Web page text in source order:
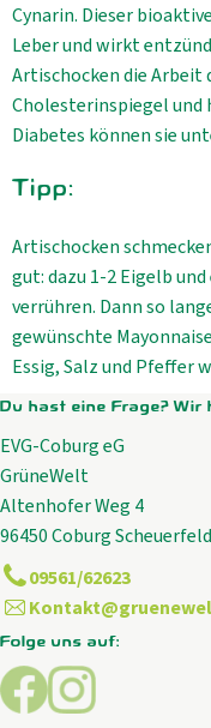
Cynarin. Dieser
Leber und wirkt
Artischocken die Arbeit
Cholesterinspiegel und
Diabetes können sie
Tipp:
Artischocken
gut: dazu 1-2 Eigelb
verrühren. Dann so
gewünschte
Essig, Salz und Pfeffer
Du hast eine Frage? Wir
EVG-Coburg eG
GrüneWelt
Altenhofer Weg 4
96450 Coburg Scheuerfeld
09561/62623
Folge uns auf:
Externer Link zu
Externer